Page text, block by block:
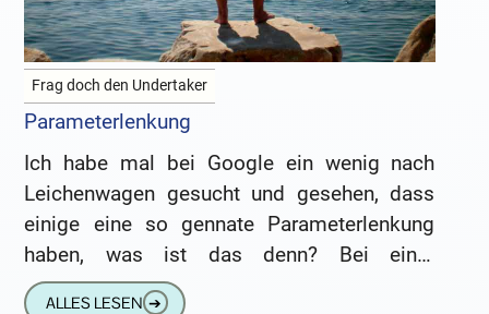
Frag doch den Undertaker
Parameterlenkung
Ich habe mal bei Google ein wenig nach
Leichenwagen gesucht und gesehen, dass
einige eine so gennate Parameterlenkung
haben, was ist das denn? Bei einer
Parameterlenkung handelt es sich um
ALLES LESEN ➔